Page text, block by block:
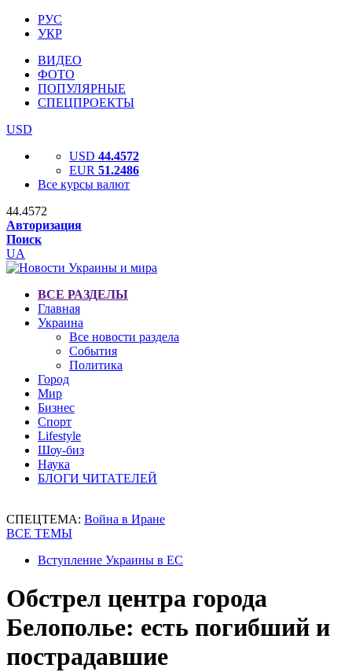
РУС
УКР
ВИДЕО
ФОТО
ПОПУЛЯРНЫЕ
СПЕЦПРОЕКТЫ
USD
USD 44.4572
EUR 51.2486
Все курсы валют
44.4572
Авторизация
Поиск
UA
ВСЕ РАЗДЕЛЫ
Главная
Украина
Все новости раздела
События
Политика
Город
Мир
Бизнес
Спорт
Lifestyle
Шоу-биз
Наука
БЛОГИ ЧИТАТЕЛЕЙ
СПЕЦТЕМА: Война в Иране
ВСЕ ТЕМЫ
Вступление Украины в ЕС
Обстрел центра города
Белополье: есть погибший и
пострадавшие